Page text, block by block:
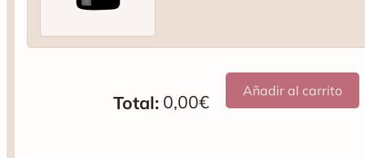
cabernet sauvignon, 3% merlot. 75 cl.
Total: 0,00€
Añadir al carrito